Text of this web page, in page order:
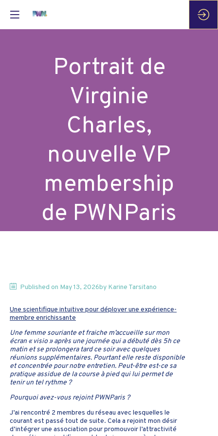
Portrait de
Virginie
Charles,
nouvelle VP
membership
de PWNParis
Published on May 13, 2026by Karine Tarsitano
Une scientifique intuitive pour déployer une expérience-
membre enrichissante
Une femme souriante et fraiche m’accueille sur mon
écran « visio » après une journée qui a débuté dès 5h ce
matin et se prolongera tard ce soir avec quelques
réunions supplémentaires. Pourtant elle reste disponible
et concentrée pour notre entretien. Peut-être est-ce sa
pratique assidue de la course à pied qui lui permet de
tenir un tel rythme ?
Pourquoi avez-vous rejoint PWNParis ?
J’ai rencontré 2 membres du réseau avec lesquelles le
courant est passé tout de suite. Cela a rejoint mon désir
d’intégrer une association pour promouvoir l’attractivité